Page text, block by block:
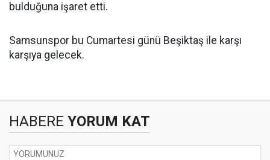
bulduğuna işaret etti.
Samsunspor bu Cumartesi günü Beşiktaş ile karşı
karşıya gelecek.
HABERE YORUM KAT